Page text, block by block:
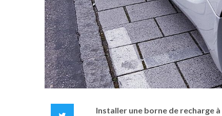
Installer une borne de rechargeà